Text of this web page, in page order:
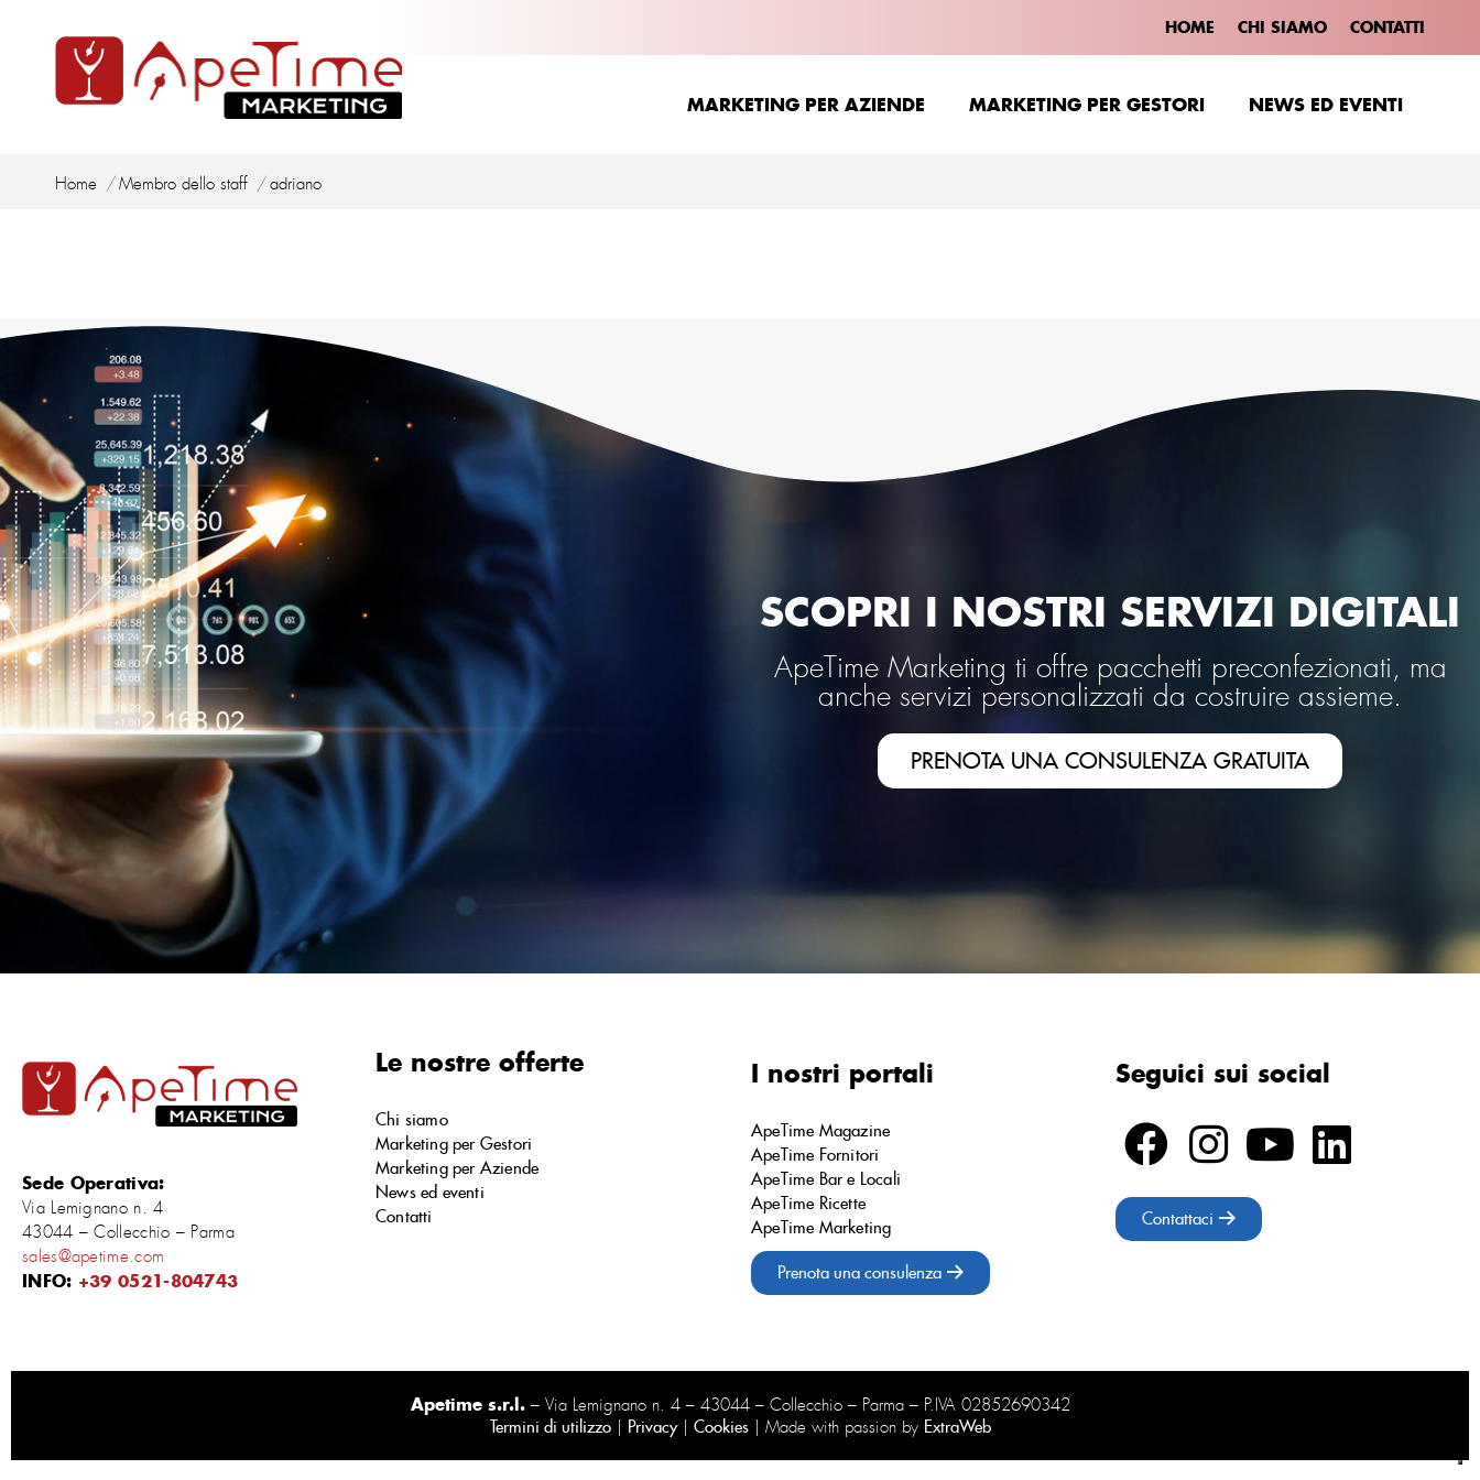
HOME CHI SIAMO CONTATTI
MARKETING PER AZIENDE MARKETING PER GESTORI NEWS ED EVENTI
Tu sei qui:
Home Membro dello staff adriano
SCOPRI I NOSTRI SERVIZI DIGITALI
ApeTime Marketing ti offre pacchetti preconfezionati, ma
anche servizi personalizzati da costruire assieme.
PRENOTA UNA CONSULENZA GRATUITA
Sede Operativa:
Via Lemignano n. 4
43044 – Collecchio – Parma
sales@apetime.com
INFO: +39 0521-804743
Le nostre offerte
Chi siamo
Marketing per Gestori
Marketing per Aziende
News ed eventi
Contatti
I nostri portali
ApeTime Magazine
ApeTime Fornitori
ApeTime Bar e Locali
ApeTime Ricette
ApeTime Marketing
Prenota una consulenza
Seguici sui social
Contattaci
Apetime s.r.l.– Via Lemignano n. 4 – 43044 – Collecchio – Parma – P.IVA 02852690342
Termini di utilizzo| Privacy| Cookies| Made with passion by ExtraWeb
MARKETING PER AZIENDE MARKETING PER GESTORI NEWS ED EVENTI